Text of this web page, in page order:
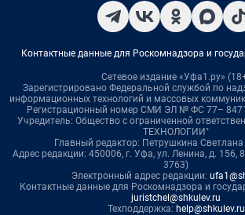
Контактные данные для Роскомнадзора и
Сетевое издание «Уфа1.ру»
Зарегистрировано Федеральной службой по
информационных технологий и массовых
Регистрационный номер СМИ ЭЛ № ФС 77–
Учредитель: Общество с ограниченной
ТЕХНОЛОГИИ"
Главный редактор: Петрушкина Светлана
Адрес редакции: 450006, г. Уфа, ул. Ленина, д. 156,
3763)
Электронный адрес редакции:
Контактные данные для Роскомнадзора и
juristchel@shkulev.ru
Техподдержка: help@shkulev.ru